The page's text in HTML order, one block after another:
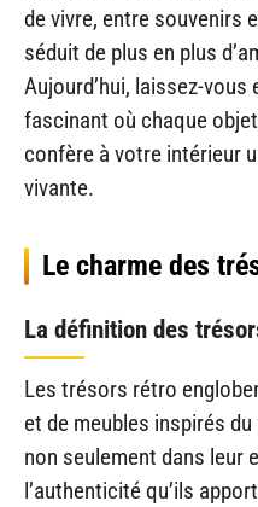
de vivre, entre souvenirs
séduit de plus en plus
Aujourd’hui, laissez-
fascinant où chaque
confère à votre intérieur
vivante.
Le charme des
La définition des
Les trésors rétro
et de meubles inspirés
non seulement dans leur
l’authenticité qu’ils